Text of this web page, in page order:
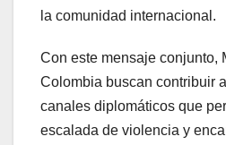
la comunidad internacional.
Con este mensaje conjunto,
Colombia buscan contribuir
canales diplomáticos que
escalada de violencia y